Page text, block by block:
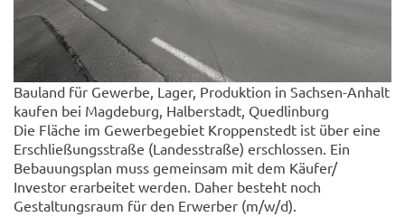
Bauland für Gewerbe, Lager, Produktion in Sachsen-Anhalt
kaufen bei Magdeburg, Halberstadt, Quedlinburg
Die Fläche im Gewerbegebiet Kroppenstedt ist über eine
Erschließungsstraße (Landesstraße) erschlossen. Ein
Bebauungsplan muss gemeinsam mit dem Käufer/
Investor erarbeitet werden. Daher besteht noch
Gestaltungsraum für den Erwerber (m/w/d).